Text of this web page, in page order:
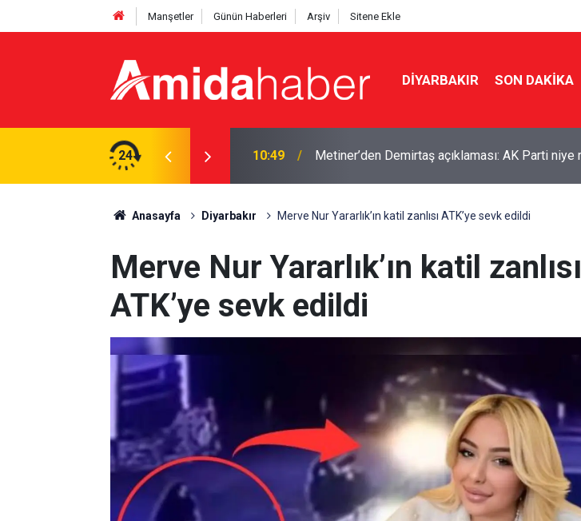
Manşetler Günün Haberleri Arşiv Sitene Ekle
DIYARBAKIR SON DAKIKA
24
AK Parti niye rahatsız olsun? 09:52 Diyarbakır’da dağ keçileri sürü halinde görüldü
Anasayfa Diyarbakır Merve Nur Yararlık’ın katil zanlısı ATK’ye sevk edildi
Merve Nur Yararlık’ın katil zanlısı
ATK’ye sevk edildi